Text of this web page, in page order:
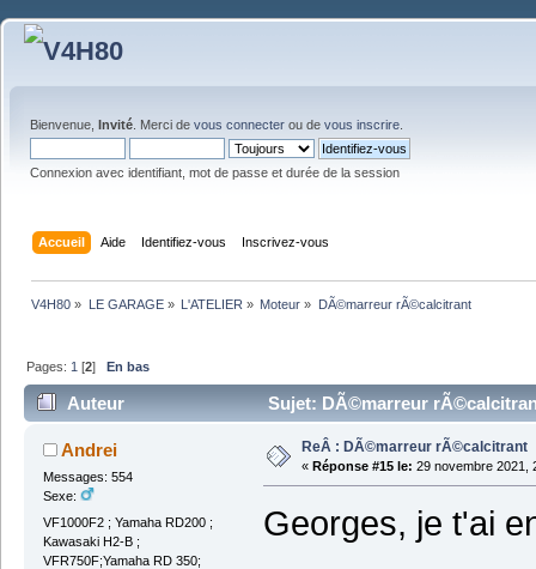
Bienvenue, Invité . Merci de vous connecter ou de vous inscrire
Connexion avec identifiant, mot de passe et durée de la session
Accueil Aide Identifiez-vous Inscrivez-vous
V4H80 » LE GARAGE» L'ATELIER » Moteur » DÃ©marreur rÃ©calcitrant
Pages: 1 [2]En bas
Auteur Sujet: DÃ©marreur
Andrei
Messages: 554
Sexe:
VF1000F2 ; Yamaha RD200 ;
Kawasaki H2-B ;
VFR750F;Yamaha RD 350;
ReÂ : DÃ©marreur rÃ©calcitrant
« Réponse #15 le: 29 novembre 2021,
Georges, je t'ai